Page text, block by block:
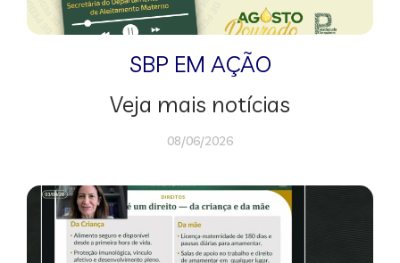
SBP EM AÇÃO
Veja mais notícias
08/06/2026